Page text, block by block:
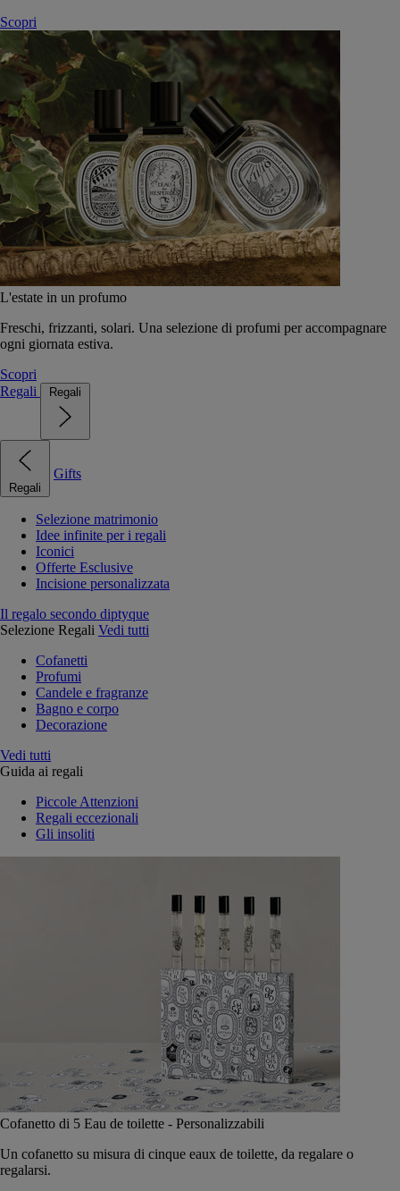
Scopri
L'estate in un profumo
Freschi, frizzanti, solari. Una selezione di profumi per accompagnare
ogni giornata estiva.
Scopri
Regali
Regali
Regali
Gifts
Selezione matrimonio
Idee infinite per i regali
Iconici
Offerte Esclusive
Incisione personalizzata
Il regalo secondo diptyque
Selezione Regali Vedi tutti
Cofanetti
Profumi
Candele e fragranze
Bagno e corpo
Decorazione
Vedi tutti
Guida ai regali
Piccole Attenzioni
Regali eccezionali
Gli insoliti
Cofanetto di 5 Eau de toilette - Personalizzabili
Un cofanetto su misura di cinque eaux de toilette, da regalare o
regalarsi.